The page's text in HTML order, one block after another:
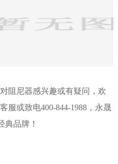
尼器感兴趣或有疑问，欢
服或致电400-844-1988，永晟
典品牌！